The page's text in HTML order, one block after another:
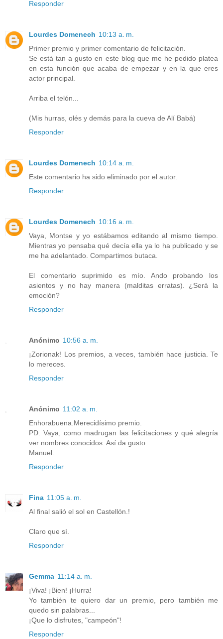
Responder
Lourdes Domenech 10:13 a. m.
Primer premio y primer comentario de felicitación.
Se está tan a gusto en este blog que me he pedido platea
en esta función que acaba de empezar y en la que eres
actor principal.
Arriba el telón...
(Mis hurras, olés y demás para la cueva de Alí Babá)
Responder
Lourdes Domenech 10:14 a. m.
Este comentario ha sido eliminado por el autor.
Responder
Lourdes Domenech 10:16 a. m.
Vaya, Montse y yo estábamos editando al mismo tiempo.
Mientras yo pensaba qué decía ella ya lo ha publicado y se
me ha adelantado. Compartimos butaca.
El comentario suprimido es mío. Ando probando los
asientos y no hay manera (malditas erratas). ¿Será la
emoción?
Responder
Anónimo 10:56 a. m.
¡Zorionak! Los premios, a veces, también hace justicia. Te
lo mereces.
Responder
Anónimo 11:02 a. m.
Enhorabuena.Merecidísimo premio.
PD. Vaya, como madrugan las felicitaciones y qué alegría
ver nombres conocidos. Así da gusto.
Manuel.
Responder
Fina 11:05 a. m.
Al final salió el sol en Castellón.!
Claro que sí.
Responder
Gemma 11:14 a. m.
¡Viva! ¡Bien! ¡Hurra!
Yo también te quiero dar un premio, pero también me
quedo sin palabras...
¡Que lo disfrutes, "campeón"!
Responder